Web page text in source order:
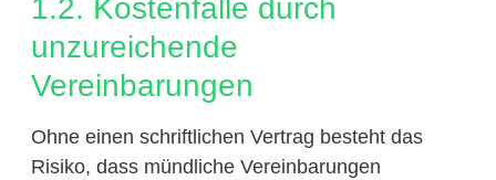
1.2. Kostenfalle durch
unzureichende
Vereinbarungen
Ohne einen schriftlichen Vertrag besteht das
Risiko, dass mündliche Vereinbarungen